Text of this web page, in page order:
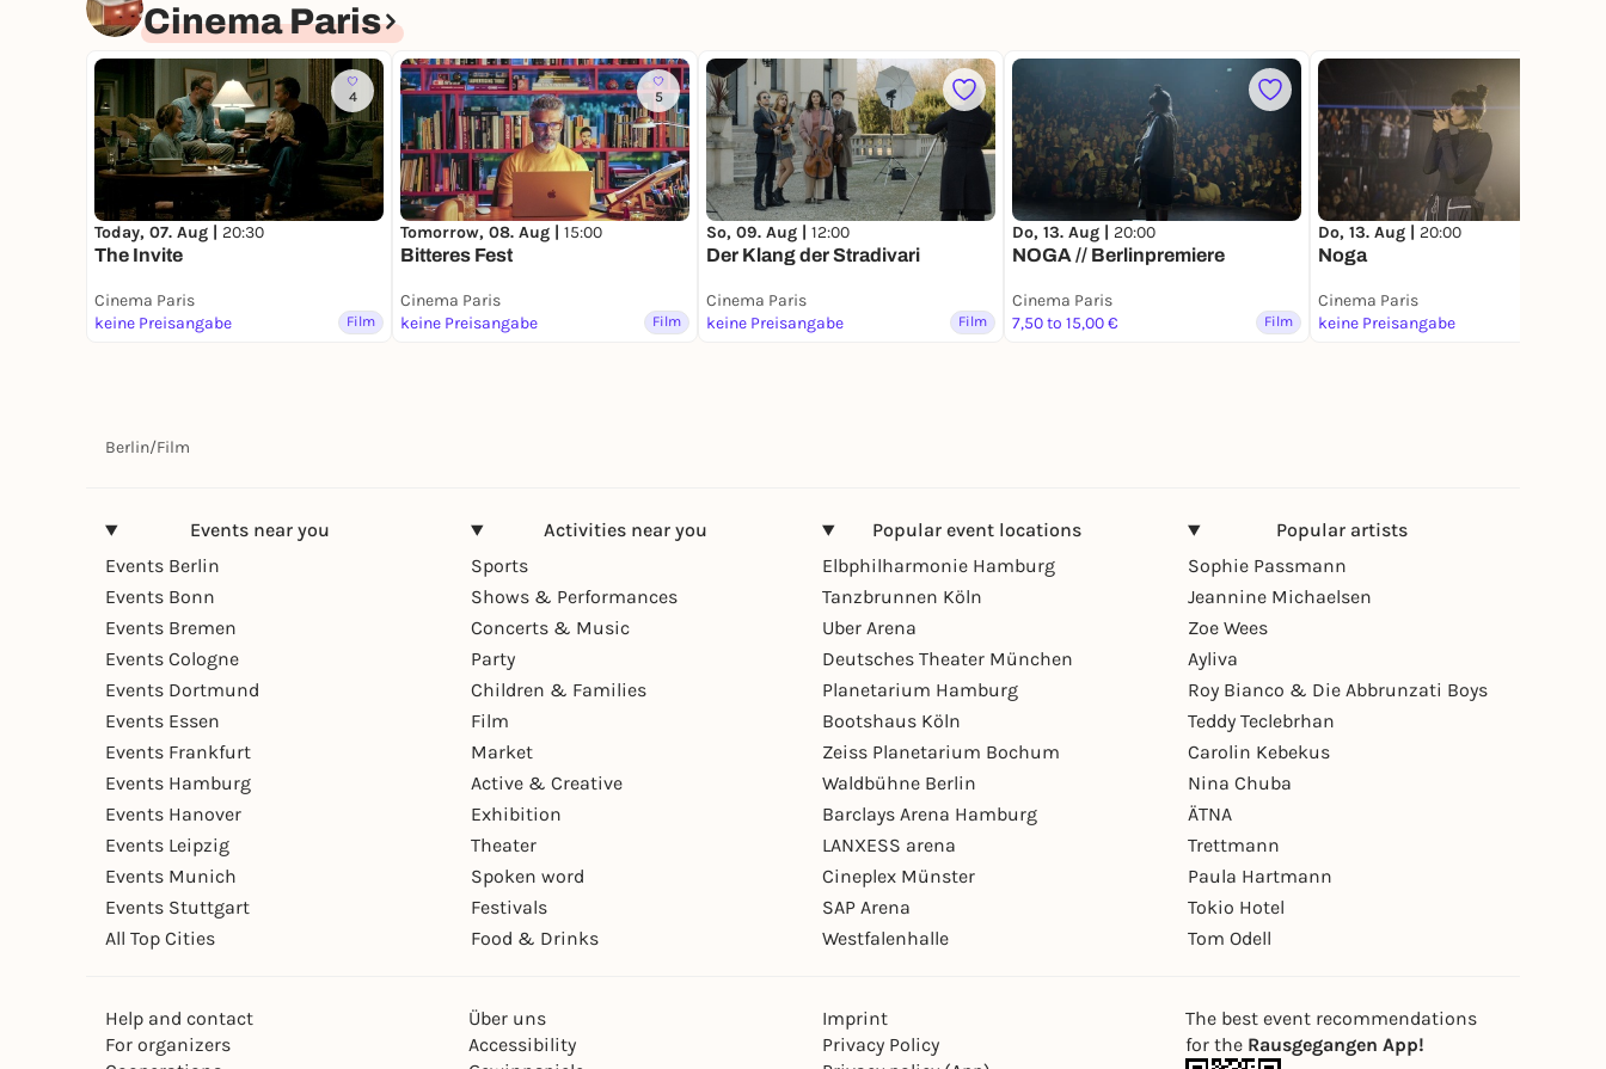
Cinema Paris
4
Today, 07. Aug | 20:30
The Invite
Cinema Paris
keine Preisangabe
Film
5
Tomorrow, 08. Aug | 15:00
Bitteres Fest
Cinema Paris
keine Preisangabe
Film
So, 09. Aug | 12:00
Der Klang der Stradivari
Cinema Paris
keine Preisangabe
Film
Do, 13. Aug | 20:00
NOGA // Berlinpremiere
Cinema Paris
7,50 to 15,00 €
Film
Do, 13. Aug | 20:00
Noga
Cinema Paris
keine Preisangabe
Berlin/Film
Events near you
Events Berlin
Events Bonn
Events Bremen
Events Cologne
Events Dortmund
Events Essen
Events Frankfurt
Events Hamburg
Events Hanover
Events Leipzig
Events Munich
Events Stuttgart
All Top Cities
Activities near you
Sports
Shows & Performances
Concerts & Music
Party
Children & Families
Film
Market
Active & Creative
Exhibition
Theater
Spoken word
Festivals
Food & Drinks
Popular event locations
Elbphilharmonie Hamburg
Tanzbrunnen Köln
Uber Arena
Deutsches Theater München
Planetarium Hamburg
Bootshaus Köln
Zeiss Planetarium Bochum
Waldbühne Berlin
Barclays Arena Hamburg
LANXESS arena
Cineplex Münster
SAP Arena
Westfalenhalle
Popular artists
Sophie Passmann
Jeannine Michaelsen
Zoe Wees
Ayliva
Roy Bianco & Die Abbrunzati Boys
Teddy Teclebrhan
Carolin Kebekus
Nina Chuba
ÄTNA
Trettmann
Paula Hartmann
Tokio Hotel
Tom Odell
Help and contact
For organizers
Über uns
Accessibility
Imprint
Privacy Policy
The best event recommendations
for the Rausgegangen App!